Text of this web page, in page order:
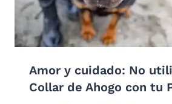
Amor y cuidado: No
Collar de Ahogo con tu